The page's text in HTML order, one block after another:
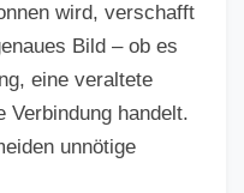
wird, verschafft
Bild – ob es
eine veraltete
Verbindung handelt.
unnötige